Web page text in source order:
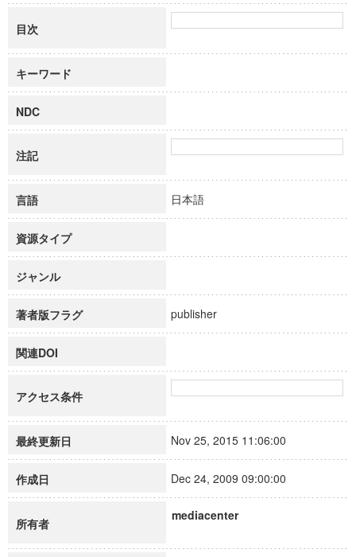
目次
キーワード
NDC
注記
言語 日本語
資源タイプ
ジャンル
著者版フラグ publisher
関連DOI
アクセス条件
最終更新日 Nov 25, 2015 11:06:00
作成日 Dec 24, 2009 09:00:00
所有者
mediacenter